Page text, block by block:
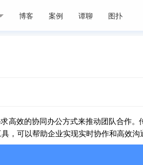
博客 案例 谭聊 图扑
高效的协同办公方式来推动团队合作
，可以帮助企业实现实时协作和高效沟